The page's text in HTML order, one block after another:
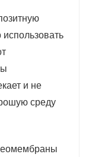
и не
среду